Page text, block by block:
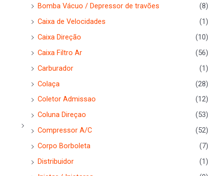
Bomba Vácuo / Depressor de travões
(8)
Caixa de Velocidades
(1)
Caixa Direção
(10)
Caixa Filtro Ar
(56)
Carburador
(1)
Colaça
(28)
Coletor Admissao
(12)
Coluna Direçao
(53)
Compressor A/C
(52)
Corpo Borboleta
(7)
Distribuidor
(1)